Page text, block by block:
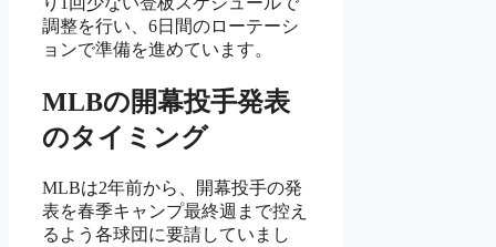
調整を行い、6日間のローテーシ
ョンで準備を進めています。
MLBの開幕投手発表
のタイミング
MLBは2年前から、開幕投手の発
表を春季キャンプ最終週まで控え
るよう各球団に要請していまし